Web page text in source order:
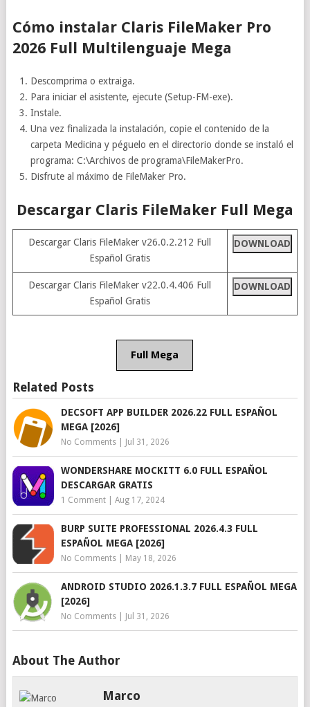
Cómo instalar Claris FileMaker Pro
2026 Full Multilenguaje Mega
Descomprima o extraiga.
Para iniciar el asistente, ejecute (Setup-FM-exe).
Instale.
Una vez finalizada la instalación, copie el contenido de la
carpeta Medicina y péguelo en el directorio donde se instaló el
programa: C:\Archivos de programa\FileMakerPro.
Disfrute al máximo de FileMaker Pro.
Descargar Claris FileMaker Full Mega
Descargar Claris FileMaker v26.0.2.212 Full
Español Gratis
DOWNLOAD
Descargar Claris FileMaker v22.0.4.406 Full
Español Gratis
DOWNLOAD
Full Mega
Related Posts
DECSOFT APP BUILDER 2026.22 FULL ESPAÑOL
MEGA [2026]
No Comments| Jul 31, 2026
WONDERSHARE MOCKITT 6.0 FULL ESPAÑOL
DESCARGAR GRATIS
1 Comment| Aug 17, 2024
BURP SUITE PROFESSIONAL 2026.4.3 FULL
ESPAÑOL MEGA [2026]
No Comments| May 18, 2026
ANDROID STUDIO 2026.1.3.7 FULL ESPAÑOL MEGA
[2026]
No Comments| Jul 31, 2026
About The Author
Marco